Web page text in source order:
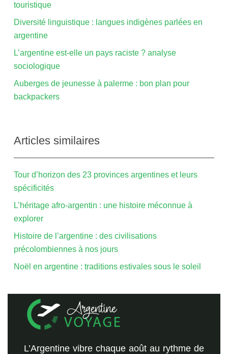
touristique
Diversité linguistique : langues indigènes parlées en
argentine
L’argentine est-elle un pays raciste ? analyse
sociologique
Auberges de jeunesse à palerme : bon plan pour
backpackers
Articles similaires
Tour d’horizon des 23 provinces argentines et leurs
spécificités
L’héritage afro-argentin : une histoire méconnue à
explorer
Histoire de l’argentine : des civilisations
précolombiennes à nos jours
Noël en argentine : traditions estivales sous le soleil
L’Argentine vibre chaque août au rythme de